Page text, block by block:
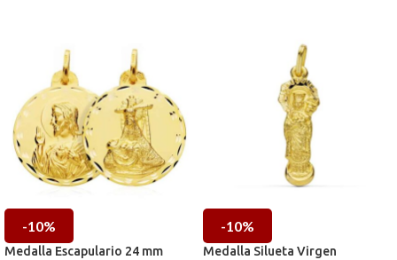
-10%
Medalla Escapulario 24 mm
-10%
Medalla Silueta Virgen